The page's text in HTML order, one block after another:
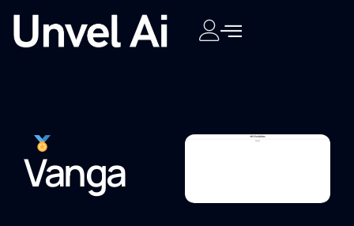
Vanga